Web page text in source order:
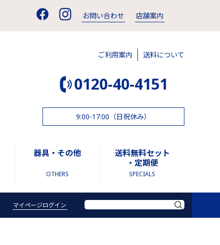
お問い合わせ 店舗案内
ご利用案内 送料について
0120-40-4151
9:00-17:00（日祝休み）
器具・その他
OTHERS
送料無料セット
・定期便
SPECIALS
マイページログイン